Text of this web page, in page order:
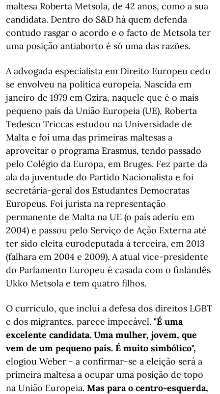
maltesa Roberta Metsola, de 42 anos, como a sua
candidata. Dentro do S&D há quem defenda
contudo rasgar o acordo e o facto de Metsola ter
uma posição antiaborto é só uma das razões.
A advogada especialista em Direito Europeu cedo
se envolveu na política europeia. Nascida em
janeiro de 1979 em Gzira, naquele que é o mais
pequeno país da União Europeia (UE), Roberta
Tedesco Triccas estudou na Universidade de
Malta e foi uma das primeiras maltesas a
aproveitar o programa Erasmus, tendo passado
pelo Colégio da Europa, em Bruges. Fez parte da
ala da juventude do Partido Nacionalista e foi
secretária-geral dos Estudantes Democratas
Europeus. Foi jurista na representação
permanente de Malta na UE (o país aderiu em
2004) e passou pelo Serviço de Ação Externa até
ter sido eleita eurodeputada à terceira, em 2013
(falhara em 2004 e 2009). A atual vice-presidente
do Parlamento Europeu é casada com o finlandês
Ukko Metsola e tem quatro filhos.
O currículo, que inclui a defesa dos direitos LGBT
e dos migrantes, parece impecável. "É uma
excelente candidata. Uma mulher, jovem, que
vem de um pequeno país. É muito simbólico",
elogiou Weber - a confirmar-se a eleição será a
primeira maltesa a ocupar uma posição de topo
na União Europeia. Mas para o centro-esquerda,